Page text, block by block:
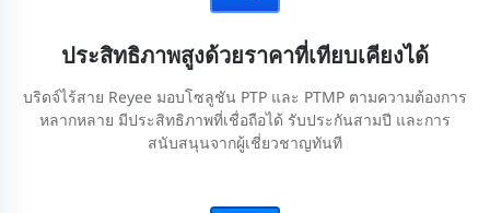
ประสิทธิภาพสูงด้วยราคาที่เทียบเคียงได้
บริดจ์ไร้สาย Reyee มอบโซลูชัน PTP และ PTMP ตามความต้องการ
หลากหลาย มีประสิทธิภาพที่เชื่อถือได้ รับประกันสามปี และการ
สนับสนุนจากผู้เชี่ยวชาญทันที